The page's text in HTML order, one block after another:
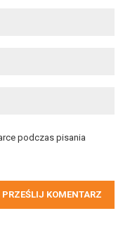
podczas pisania
PRZEŚLIJ KOMENTARZ